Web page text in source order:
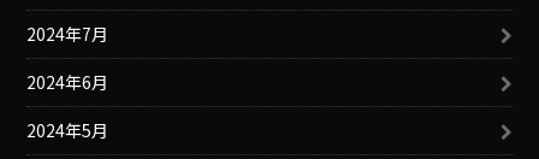
2024年7月
2024年6月
2024年5月